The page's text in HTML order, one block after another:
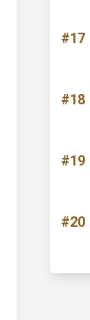
#17
#18
#19
#20